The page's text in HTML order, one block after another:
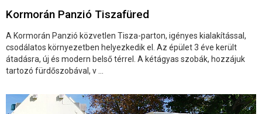
Kormorán Panzió Tiszafüred
A Kormorán Panzió közvetlen Tisza-parton, igényes kialakítással,
csodálatos környezetben helyezkedik el. Az épület 3 éve került
átadásra, új és modern belső térrel. A kétágyas szobák, hozzájuk
tartozó fürdőszobával, v ...